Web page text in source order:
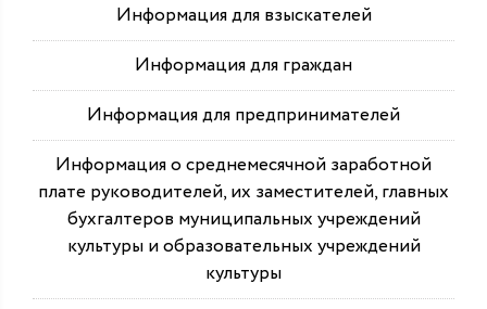
Информация для взыскателей
Информация для граждан
Информация для предпринимателей
Информация о среднемесячной заработной
плате руководителей, их заместителей, главных
бухгалтеров муниципальных учреждений
культуры и образовательных учреждений
культуры